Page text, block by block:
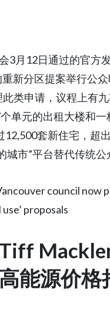
3月12日通过的官方
新分区提案举行公
类申请，议程上有
单元的出租大楼和
套新住宅，超
市”平台替代传统公
council now
proposals
能源价格